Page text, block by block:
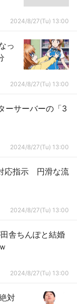
2024/8/27(Tu) 13:00
っ
2024/8/27(Tu) 13:00
ーサーバーの「3
2024/8/27(Tu) 13:00
応指示 円滑な流
2024/8/27(Tu) 13:00
舎ちんぽと結婚
2024/8/27(Tu) 13:00
対